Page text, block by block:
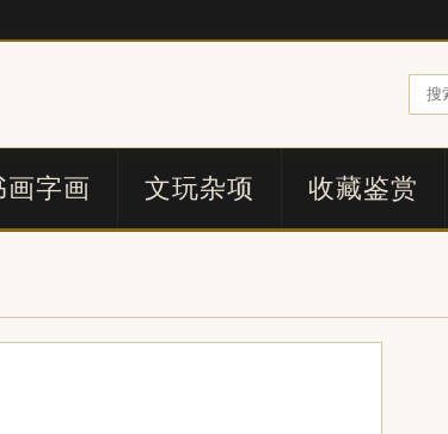
画字画 文玩杂项 收藏鉴赏